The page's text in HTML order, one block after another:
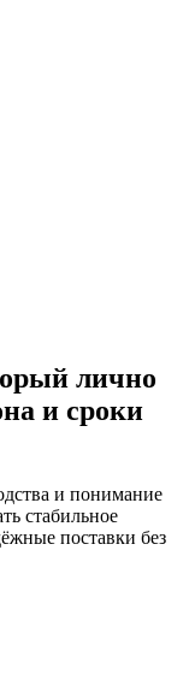
лично
и сроки
и понимание
стабильное
поставки без